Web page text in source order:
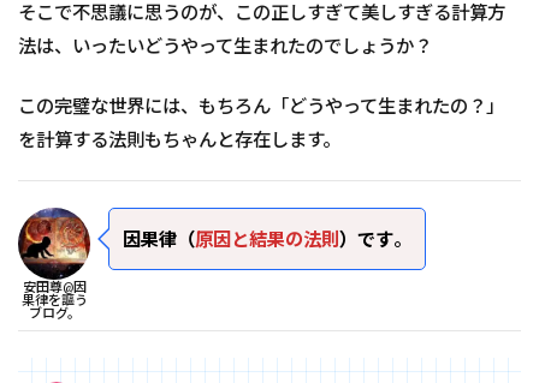
そこで不思議に思うのが、この正しすぎて美しすぎる計算方
法は、いったいどうやって生まれたのでしょうか？
この完璧な世界には、もちろん「どうやって生まれたの？」
を計算する法則もちゃんと存在します。
安田尊@因
果律を謳う
ブログ。
因果律（原因と結果の法則 ）です。